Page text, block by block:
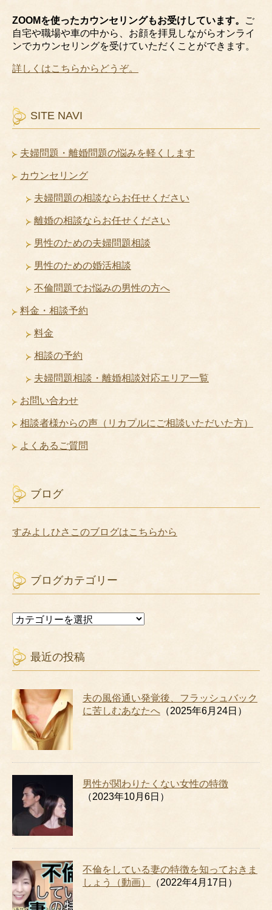
ZOOMを使ったカウンセリングもお受けしています。
ご
自宅や職場や車の中から、お顔を拝見しながらオンライ
ンでカウンセリングを受けていただくことができます。
詳しくはこちらからどうぞ。
SITE NAVI
夫婦問題・離婚問題の悩みを軽くします
カウンセリング
夫婦問題の相談ならお任せください
離婚の相談ならお任せください
男性のための夫婦問題相談
男性のための婚活相談
不倫問題でお悩みの男性の方へ
料金・相談予約
料金
相談の予約
夫婦問題相談・離婚相談対応エリア一覧
お問い合わせ
相談者様からの声（リカプルにご相談いただいた方）
よくあるご質問
ブログ
すみよしひさこのブログはこちらから
ブログカテゴリー
ブ
カ
テ
リ
ー
最近の投稿
夫の風俗通い発覚後、フラッシュバック
に苦しむあなたへ （2025年6月24日）
男性が関わりたくない女性の特徴
（2023年10月6日）
不倫をしている妻の特徴を知っておきま
しょう（動画）
（2022年4月17日）